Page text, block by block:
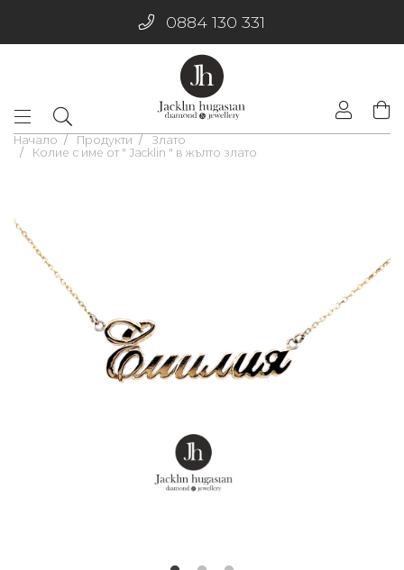
0884 130 331
Начало Продукти
Злато
Колие с име от " Jacklin " в жълто злато